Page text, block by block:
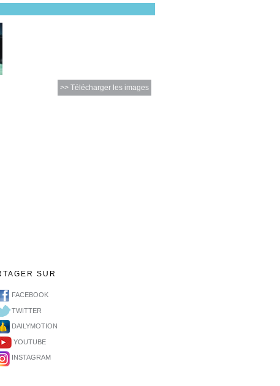
>> Télécharger les images
SUR
FACEBOOK
TWITTER
DAILYMOTION
YOUTUBE
INSTAGRAM